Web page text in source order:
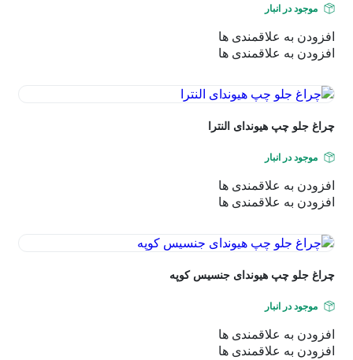
موجود در انبار
افزودن به علاقمندی ها
افزودن به علاقمندی ها
چراغ جلو چپ هیوندای النترا
موجود در انبار
افزودن به علاقمندی ها
افزودن به علاقمندی ها
چراغ جلو چپ هیوندای جنسیس کوپه
موجود در انبار
افزودن به علاقمندی ها
افزودن به علاقمندی ها